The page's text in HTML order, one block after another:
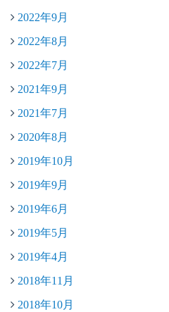
2022年9月
2022年8月
2022年7月
2021年9月
2021年7月
2020年8月
2019年10月
2019年9月
2019年6月
2019年5月
2019年4月
2018年11月
2018年10月